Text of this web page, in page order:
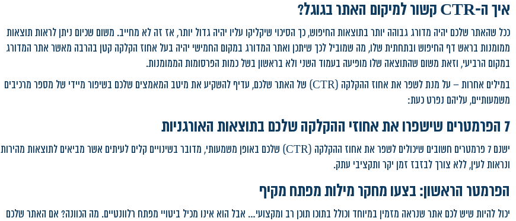
איך ה-CTR קשור למיקום האתר בגוגל?
ככל שהאתר שלכם יהיה מדורג גבוהה יותר בתוצאות החיפוש, כך הסיכוי שיקליקו עליו יהיה גדול יותר, אז זה לא מחייב. משום שכיום ניתן לראות תוצאות
ממומנות בראש דף החיפוש ובתחתית שלו, מה שמוביל לכך שיתכן ואתר המדורג במקום החמישי יהיה בעל אחוז הקלקה קטן בהרבה מאשר אתר המדורג
במקום הרביעי, וזאת משום שהתוצאה שלו מופיעה בעמוד השני ולא בראשון בשל כמות הפרסומות הממומנות.
במילים אחרות – על מנת לשפר את אחוז ההקלקה (CTR) של האתר שלכם, עדיף להשקיע את מיטב המאמצים שלכם בשיפור מיידי של מספר מרכיבים
משמעותיים, עליהם נפרט כעת:
7 הפרמטרים שישפרו את אחוזי ההקלקה שלכם בתוצאות האורגניות
ישנם 7 פרמטרים חשובים שיכולים לשפר את אחוז ההקלקה (CTR) שלכם באופן משמעותי, מדובר בשינויים קלים לעיתים אשר מביאים לתוצאות מהירות
ונראות לעין, ללא צורך לבזבז זמן יקר ותקציבי עתק.
הפרמטר הראשון: בצעו מחקר מילות מפתח מקיף
יכול להיות שיש לכם אתר שנראה מזמין במיוחד וכולל בתוכו תוכן רב ומקצועי… אבל הוא אינו מכיל ביטויי מפתח רלוונטיים. מה הכוונה? אם האתר שלכם